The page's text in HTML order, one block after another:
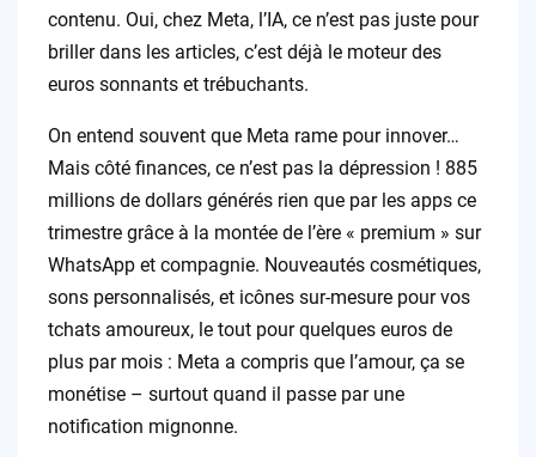
contenu. Oui, chez Meta, l’IA, ce n’est pas juste pour
briller dans les articles, c’est déjà le moteur des
euros sonnants et trébuchants.
On entend souvent que Meta rame pour innover…
Mais côté finances, ce n’est pas la dépression ! 885
millions de dollars générés rien que par les apps ce
trimestre grâce à la montée de l’ère « premium » sur
WhatsApp et compagnie. Nouveautés cosmétiques,
sons personnalisés, et icônes sur-mesure pour vos
tchats amoureux, le tout pour quelques euros de
plus par mois : Meta a compris que l’amour, ça se
monétise – surtout quand il passe par une
notification mignonne.